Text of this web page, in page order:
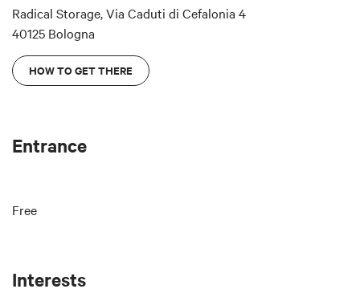
Radical Storage, Via Caduti di Cefalonia 4
40125 Bologna
HOW TO GET THERE
Entrance
Free
Interests